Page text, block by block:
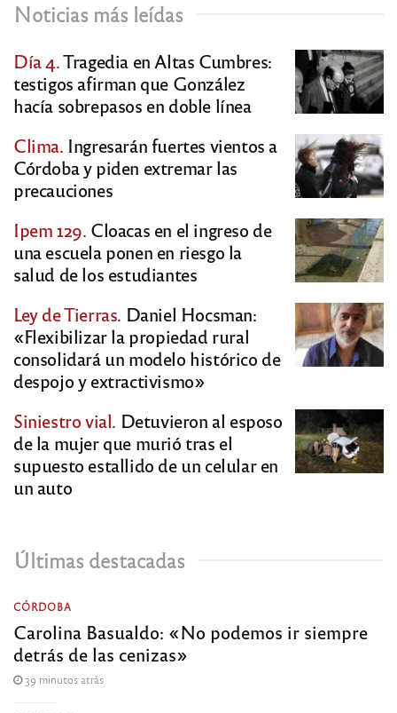
Noticias más leídas
Día 4.Tragedia en Altas Cumbres:
testigos afirman que González
hacía sobrepasos en doble línea
Clima. Ingresarán fuertes vientos a
Córdoba y piden extremar las
precauciones
Ipem 129. Cloacas en el ingreso de
una escuela ponen en riesgo la
salud de los estudiantes
Ley de Tierras. Daniel Hocsman:
«Flexibilizar la propiedad rural
consolidará un modelo histórico de
despojo y extractivismo»
Siniestro vial. Detuvieron al esposo
de la mujer que murió tras el
supuesto estallido de un celular en
un auto
Últimas destacadas
CÓRDOBA
Carolina Basualdo: «No podemos ir siempre
detrás de las cenizas»
39 minutos atrás